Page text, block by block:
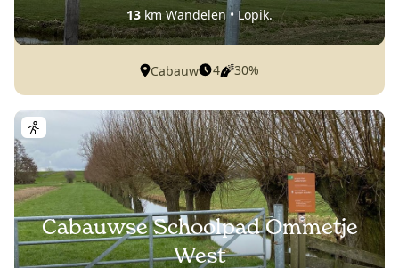
13 km Wandelen • Lopik.
Cabauw 4 30%
Cabauwse Schoolpad Ommetje
West